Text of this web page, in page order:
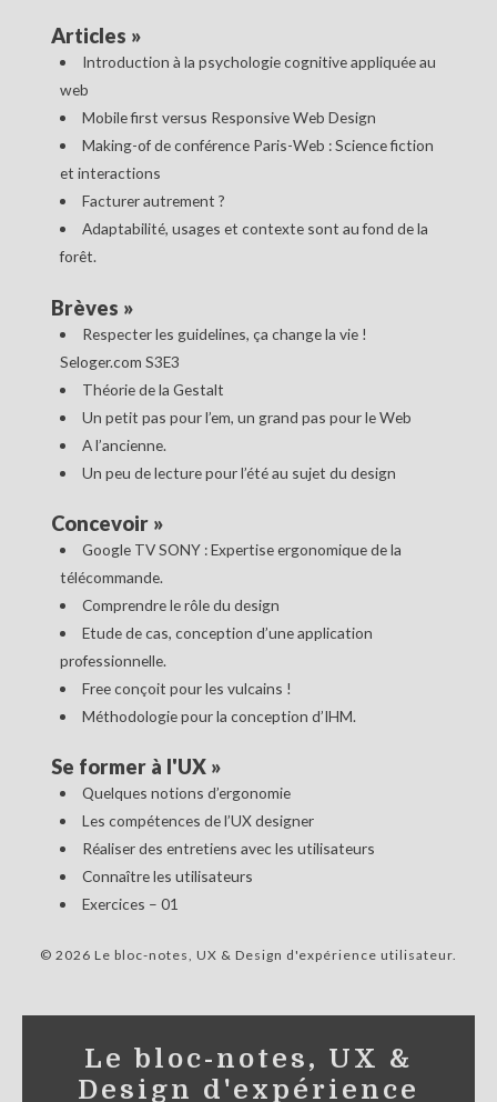
Articles »
Introduction à la psychologie cognitive appliquée au
web
Mobile first versus Responsive Web Design
Making-of de conférence Paris-Web : Science fiction
et interactions
Facturer autrement ?
Adaptabilité, usages et contexte sont au fond de la
forêt.
Brèves »
Respecter les guidelines, ça change la vie !
Seloger.com S3E3
Théorie de la Gestalt
Un petit pas pour l’em, un grand pas pour le Web
A l’ancienne.
Un peu de lecture pour l’été au sujet du design
Concevoir»
Google TV SONY : Expertise ergonomique de la
télécommande.
Comprendre le rôle du design
Etude de cas, conception d’une application
professionnelle.
Free conçoit pour les vulcains !
Méthodologie pour la conception d’IHM.
Se former à l'UX»
Quelques notions d’ergonomie
Les compétences de l’UX designer
Réaliser des entretiens avec les utilisateurs
Connaître les utilisateurs
Exercices – 01
© 2026 Le bloc-notes, UX & Design d'expérience utilisateur
Le bloc-notes, UX &
Design d'expérience